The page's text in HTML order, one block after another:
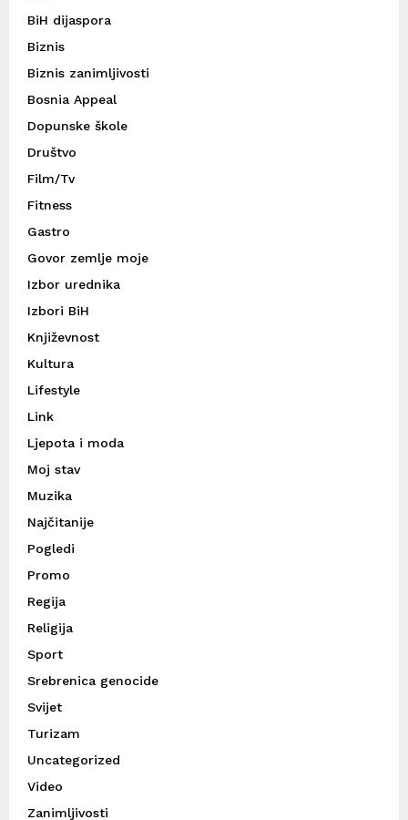
BiH dijaspora
Biznis
Biznis zanimljivosti
Bosnia Appeal
Dopunske škole
Društvo
Film/Tv
Fitness
Gastro
Govor zemlje moje
Izbor urednika
Izbori BiH
Književnost
Kultura
Lifestyle
Link
Ljepota i moda
Moj stav
Muzika
Najčitanije
Pogledi
Promo
Regija
Religija
Sport
Srebrenica genocide
Svijet
Turizam
Uncategorized
Video
Zanimljivosti